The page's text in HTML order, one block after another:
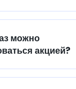
можно
акцией?